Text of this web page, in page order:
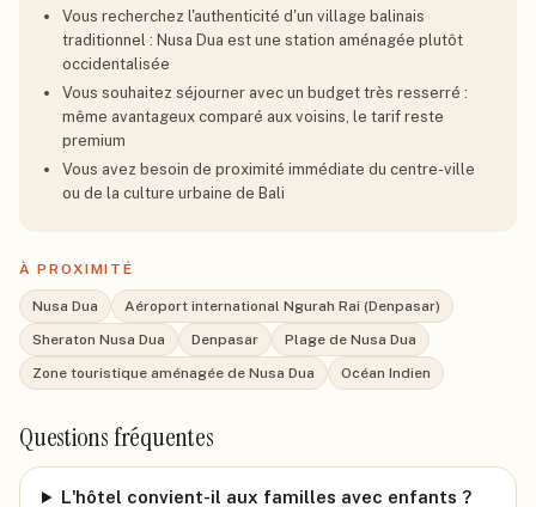
Vous recherchez l'authenticité d'un village balinais
traditionnel : Nusa Dua est une station aménagée plutôt
occidentalisée
Vous souhaitez séjourner avec un budget très resserré :
même avantageux comparé aux voisins, le tarif reste
premium
Vous avez besoin de proximité immédiate du centre-ville
ou de la culture urbaine de Bali
À PROXIMITÉ
Nusa Dua
Aéroport international Ngurah Rai (Denpasar)
Sheraton Nusa Dua
Denpasar
Plage de Nusa Dua
Zone touristique aménagée de Nusa Dua
Océan Indien
Questions fréquentes
L'hôtel convient-il aux familles avec enfants ?